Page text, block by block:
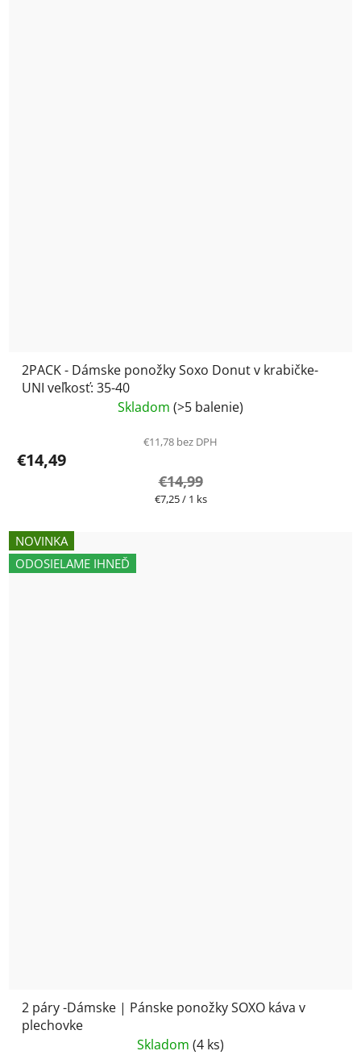
2PACK - Dámske ponožky Soxo Donut v krabičke-
UNI veľkosť: 35-40
Skladom (>5 balenie)
€11,78 bez DPH
€14,49
€14,99
Jednotková
€7,25 / 1 ks
NOVINKA
ODOSIELAME IHNEĎ
2 páry -Dámske | Pánske ponožky SOXO káva v
plechovke
Skladom (4 ks)